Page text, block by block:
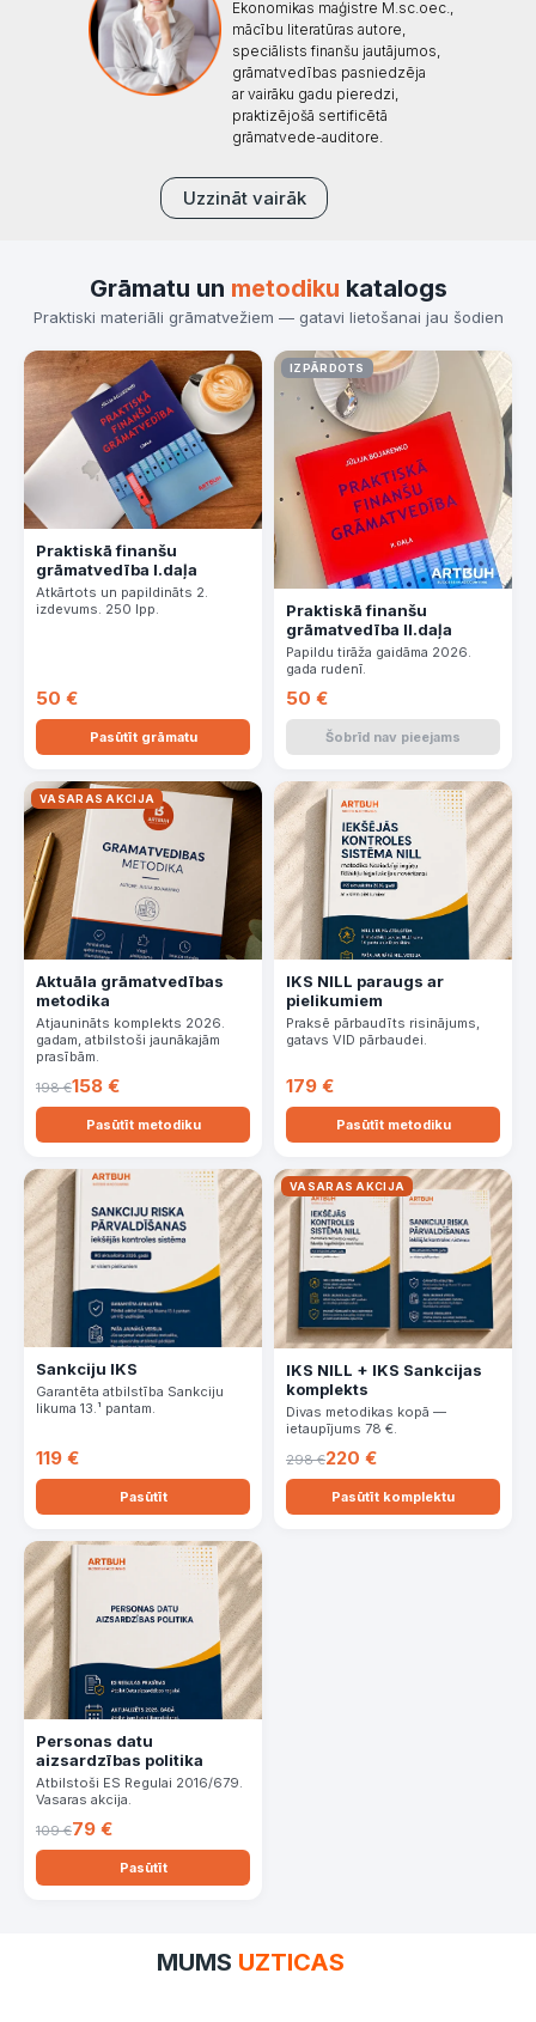
Ekonomikas maģistre M.sc.oec.,
mācību literatūras autore,
speciālists finanšu jautājumos,
grāmatvedības pasniedzēja
ar vairāku gadu pieredzi,
praktizējošā sertificētā
grāmatvede-auditore.
Uzzināt vairāk
Grāmatu un metodiku katalogs
Praktiski materiāli grāmatvežiem — gatavi lietošanai jau šodien
Praktiskā finanšu
grāmatvedība I.daļa
Atkārtots un papildināts 2.
izdevums. 250 lpp.
50 €
Pasūtīt grāmatu
IZPĀRDOTS
Praktiskā finanšu
grāmatvedība II.daļa
Papildu tirāža gaidāma 2026.
gada rudenī.
50 €
Šobrīd nav pieejams
VASARAS AKCIJA
Aktuāla grāmatvedības
metodika
Atjaunināts komplekts 2026.
gadam, atbilstoši jaunākajām
prasībām.
198 €158 €
Pasūtīt metodiku
IKS NILL paraugs ar
pielikumiem
Praksē pārbaudīts risinājums,
gatavs VID pārbaudei.
179 €
Pasūtīt metodiku
Sankciju IKS
Garantēta atbilstība Sankciju
likuma 13.¹ pantam.
119 €
Pasūtīt
VASARAS AKCIJA
IKS NILL + IKS Sankcijas
komplekts
Divas metodikas kopā —
ietaupījums 78 €.
298 €220 €
Pasūtīt komplektu
Personas datu
aizsardzības politika
Atbilstoši ES Regulai 2016/679.
Vasaras akcija.
109 €79 €
Pasūtīt
MUMS UZTICAS